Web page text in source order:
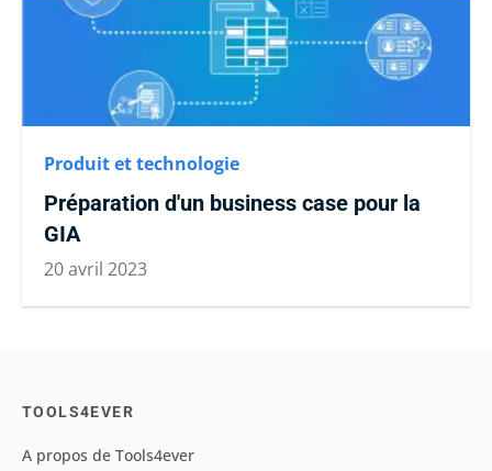
Produit et technologie
Préparation d'un business case pour la
GIA
20 avril 2023
TOOLS4EVER
A propos de Tools4ever